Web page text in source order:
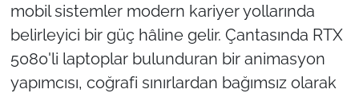
mobil sistemler modern kariyer yollarında
belirleyici bir güç hâline gelir. Çantasında RTX
5080'li laptoplar bulunduran bir animasyon
yapımcısı, coğrafi sınırlardan bağımsız olarak